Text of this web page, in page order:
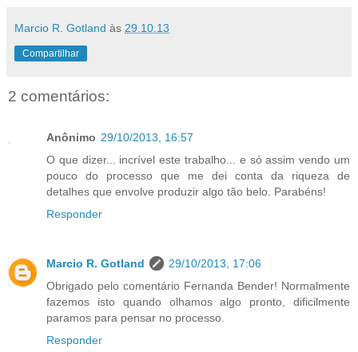
Marcio R. Gotland às 29.10.13
Compartilhar
2 comentários:
Anônimo 29/10/2013, 16:57
O que dizer... incrível este trabalho... e só assim vendo um
pouco do processo que me dei conta da riqueza de
detalhes que envolve produzir algo tão belo. Parabéns!
Responder
Marcio R. Gotland
29/10/2013, 17:06
Obrigado pelo comentário Fernanda Bender! Normalmente
fazemos isto quando olhamos algo pronto, dificilmente
paramos para pensar no processo.
Responder